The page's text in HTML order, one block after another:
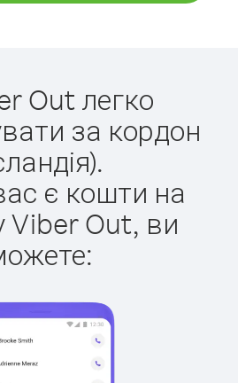
Out легко
за кордон
є кошти на
Viber Out, ви